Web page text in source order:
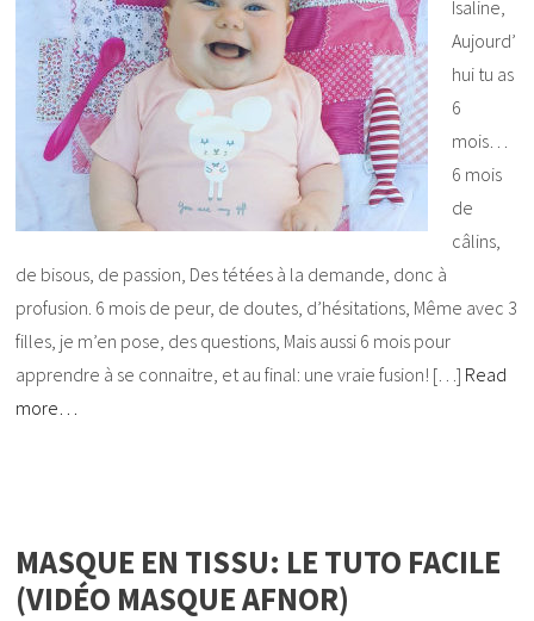
Isaline,
Aujourd’
hui tu as
6
mois…
6 mois
de
câlins,
de bisous, de passion, Des tétées à la demande, donc à
profusion. 6 mois de peur, de doutes, d’hésitations, Même avec 3
filles, je m’en pose, des questions, Mais aussi 6 mois pour
apprendre à se connaitre, et au final: une vraie fusion! […] Read
more…
MASQUE EN TISSU: LE TUTO FACILE
(VIDÉO MASQUE AFNOR)